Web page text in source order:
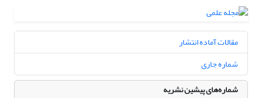
مقالات آماده انتشار
شماره جاری
شماره‌های پیشین نشریه